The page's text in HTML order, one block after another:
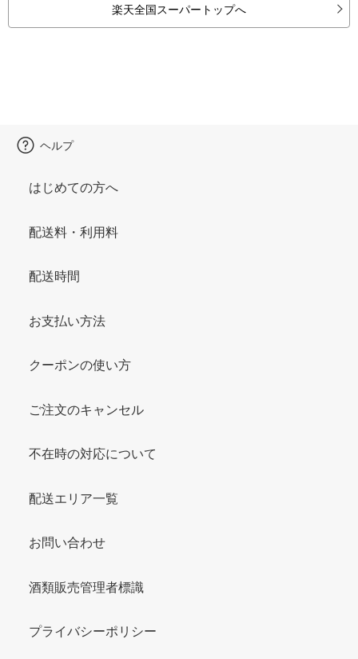
楽天全国スーパートップへ
ヘルプ
はじめての方へ
配送料・利用料
配送時間
お支払い方法
クーポンの使い方
ご注文のキャンセル
不在時の対応について
配送エリア一覧
お問い合わせ
酒類販売管理者標識
プライバシーポリシー